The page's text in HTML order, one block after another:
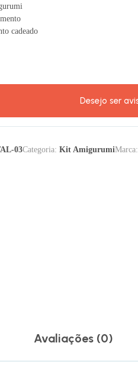
cadeado
03Categoria: Kit AmigurumiMarca:
Avaliações (0)